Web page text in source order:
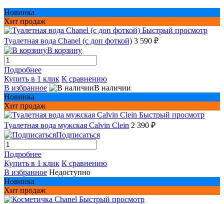
Новинка
Хит продаж
Быстрый просмотр
Туалетная вода Chanel (с доп фоткой) 3 590 ₽
В корзину
Подробнее
Купить в 1 клик К сравнению
В избранное
В наличии
Новинка
Хит продаж
Быстрый просмотр
Туалетная вода мужская Сalvin Сlein 2 390 ₽
Подписаться
Подробнее
Купить в 1 клик К сравнению
В избранное Недоступно
Новинка
Хит продаж
Быстрый просмотр